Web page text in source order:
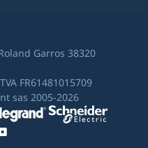
Garros 38320
FR61481015709
sas 2005-2026